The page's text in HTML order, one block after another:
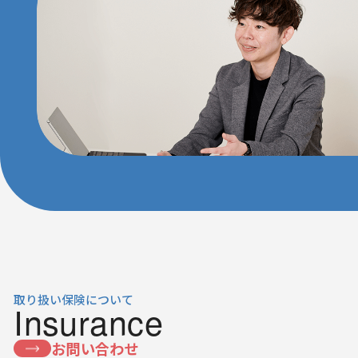
取り扱い保険について
Insurance
お問い合わせ